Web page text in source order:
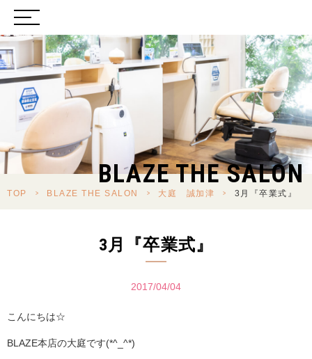
BLAZE THE SALON
TOP > BLAZE THE SALON > 大庭 誠加津 > 3月『卒業式』
3月『卒業式』
2017/04/04
こんにちは☆
BLAZE本店の大庭です(*^_^*)